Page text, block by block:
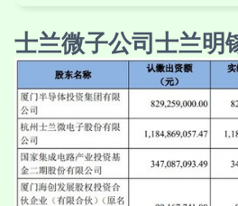
士兰微子公司士兰明